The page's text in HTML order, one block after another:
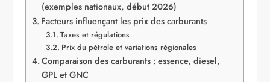
(exemples nationaux, début 2026)
Facteurs influençant les prix des carburants
Taxes et régulations
Prix du pétrole et variations régionales
Comparaison des carburants : essence, diesel,
GPL et GNC